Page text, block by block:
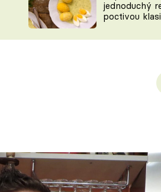
KAM ZA JÍDLEM
VYCHYTÁVKY
jednoduchý
poctivou